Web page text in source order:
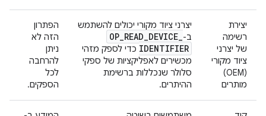
יצירת
רשימה
של יצרני
ציוד מקורי
(OEM)
מותרים
יצרני ציוד מקורי יכולים להשתמש
ב-
OP_READ_DEVICE_
IDENTIFIER כדי לספק מזהי
מכשירים לאפליקציות של ספקי
סלולר שנכללות ברשימת
ההיתרים.
הפתרון
הזה לא
ניתן
להרחבה
לכל
הספקים.